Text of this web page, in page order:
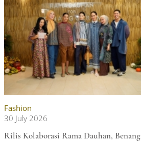
Fashion
30 July 2026
Rilis Kolaborasi Rama Dauhan, Benang